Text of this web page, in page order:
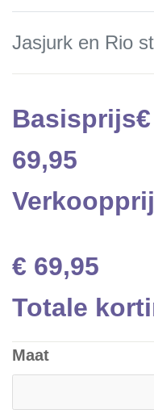
Jasjurk en Rio
Basisprijs€
69,95
€ 69,95
Totale
Maat